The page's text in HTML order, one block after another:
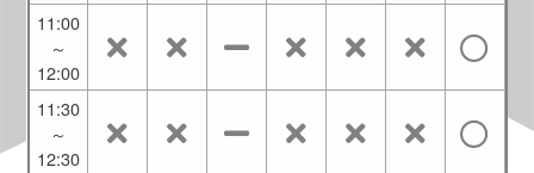
11:00
～
12:00
11:30
～
12:30